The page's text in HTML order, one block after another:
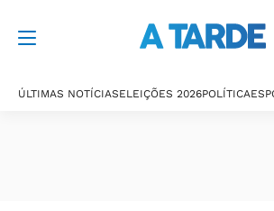
ÚLTIMAS NOTÍCIASELEIÇÕES 2026POLÍTICA